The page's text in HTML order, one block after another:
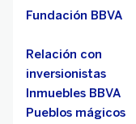
Fundación BBVA
Relación con
inversionistas
Inmuebles BBVA
Pueblos mágicos